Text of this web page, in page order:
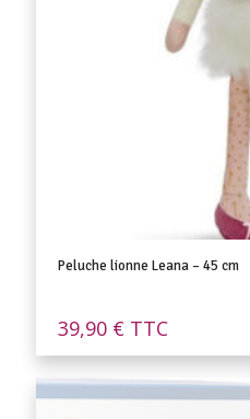
Peluche lionne Leana – 45 cm
39,90 € TTC